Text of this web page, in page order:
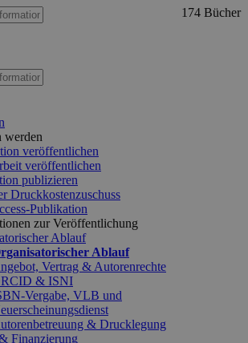
werden
veröffentlichen
veröffentlichen
publizieren
Druckkostenzuschuss
Publikation
zur Veröffentlichung
Ablauf
Ablauf
Vertrag & Autorenrechte
& ISNI
Vergabe, VLB und
& Drucklegung
Finanzierung
174 Bücher